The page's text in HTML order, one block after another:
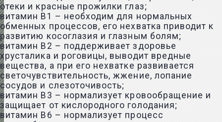
отеки и красные прожилки глаз;
витамин B1 – необходим для нормальных
обменных процессов, его нехватка приводит к
развитию косоглазия и глазным болям;
витамин B2 – поддерживает здоровье
хрусталика и роговицы, выводит вредные
вещества, а при его нехватке развивается
светочувствительность, жжение, лопание
сосудов и слезоточивость;
витамин B3 – нормализует кровообращение и
защищает от кислородного голодания;
витамин B6 – нормализует процесс